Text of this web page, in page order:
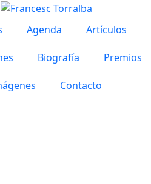
Agenda Artículos
Biografía Premios
Contacto